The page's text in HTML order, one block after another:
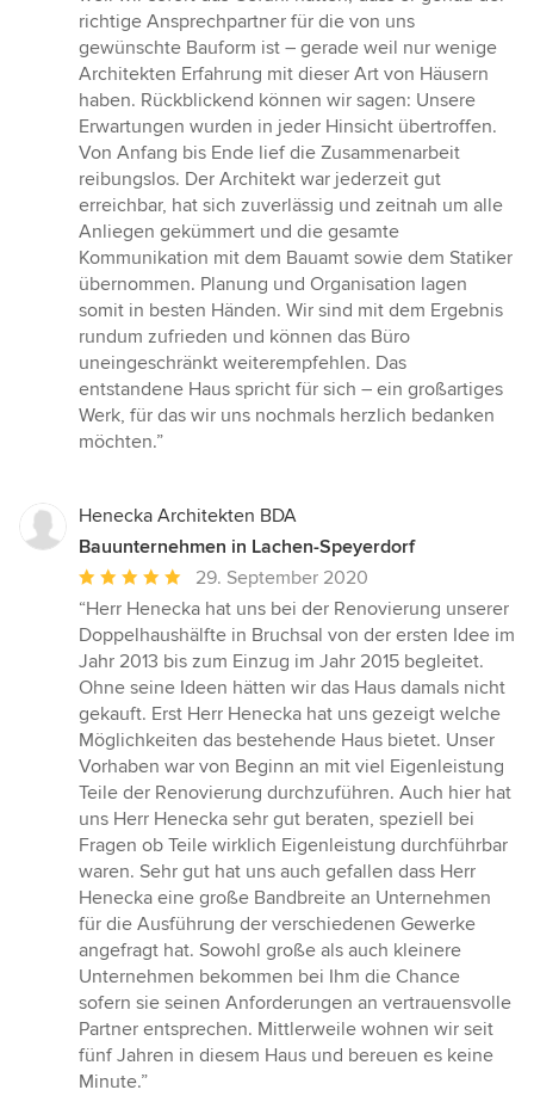
von
5
Sternen
richtige Ansprechpartner für die von uns
gewünschte Bauform ist – gerade weil nur wenige
Architekten Erfahrung mit dieser Art von Häusern
haben. Rückblickend können wir sagen: Unsere
Erwartungen wurden in jeder Hinsicht übertroffen.
Von Anfang bis Ende lief die Zusammenarbeit
reibungslos. Der Architekt war jederzeit gut
erreichbar, hat sich zuverlässig und zeitnah um alle
Anliegen gekümmert und die gesamte
Kommunikation mit dem Bauamt sowie dem Statiker
übernommen. Planung und Organisation lagen
somit in besten Händen. Wir sind mit dem Ergebnis
rundum zufrieden und können das Büro
uneingeschränkt weiterempfehlen. Das
entstandene Haus spricht für sich – ein großartiges
Werk, für das wir uns nochmals herzlich bedanken
möchten.”
Henecka Architekten BDA
Bauunternehmen in Lachen-Speyerdorf
Durchschnittliche
Bewertung:
5
von
5
Sternen
29. September 2020
“Herr Henecka hat uns bei der Renovierung unserer
Doppelhaushälfte in Bruchsal von der ersten Idee im
Jahr 2013 bis zum Einzug im Jahr 2015 begleitet.
Ohne seine Ideen hätten wir das Haus damals nicht
gekauft. Erst Herr Henecka hat uns gezeigt welche
Möglichkeiten das bestehende Haus bietet. Unser
Vorhaben war von Beginn an mit viel Eigenleistung
Teile der Renovierung durchzuführen. Auch hier hat
uns Herr Henecka sehr gut beraten, speziell bei
Fragen ob Teile wirklich Eigenleistung durchführbar
waren. Sehr gut hat uns auch gefallen dass Herr
Henecka eine große Bandbreite an Unternehmen
für die Ausführung der verschiedenen Gewerke
angefragt hat. Sowohl große als auch kleinere
Unternehmen bekommen bei Ihm die Chance
sofern sie seinen Anforderungen an vertrauensvolle
Partner entsprechen. Mittlerweile wohnen wir seit
fünf Jahren in diesem Haus und bereuen es keine
Minute.”